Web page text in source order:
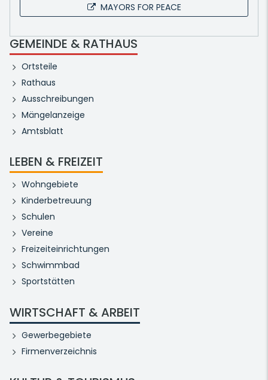
MAYORS FOR PEACE
GEMEINDE & RATHAUS
Ortsteile
Rathaus
Ausschreibungen
Mängelanzeige
Amtsblatt
LEBEN & FREIZEIT
Wohngebiete
Kinderbetreuung
Schulen
Vereine
Freizeiteinrichtungen
Schwimmbad
Sportstätten
WIRTSCHAFT & ARBEIT
Gewerbegebiete
Firmenverzeichnis